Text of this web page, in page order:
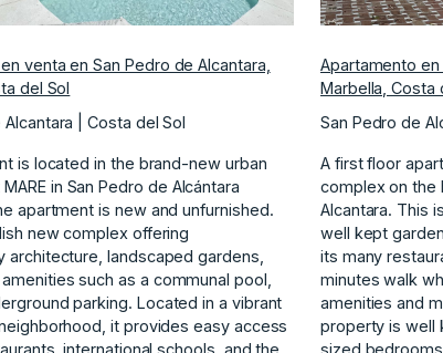
venta en San Pedro de Alcantara,
del Sol
| Costa del Sol
is located in the brand-new urban
in San Pedro de Alcántara
apartment is new and unfurnished.
new complex offering
architecture, landscaped gardens,
such as a communal pool,
parking. Located in a vibrant
it provides easy access
Apartamento en
Marbella, Costa
San Pedro de
A first floor
complex on the
Alcantara. This
well kept
its many
minutes walk
amenities and
property is well